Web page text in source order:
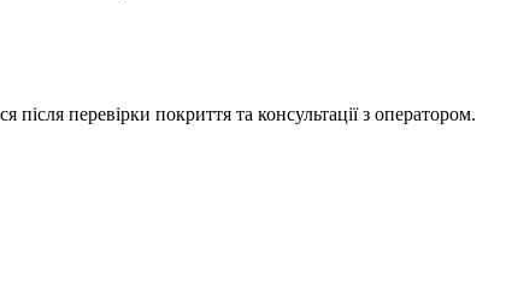
після перевірки покриття та консультації з оператором.